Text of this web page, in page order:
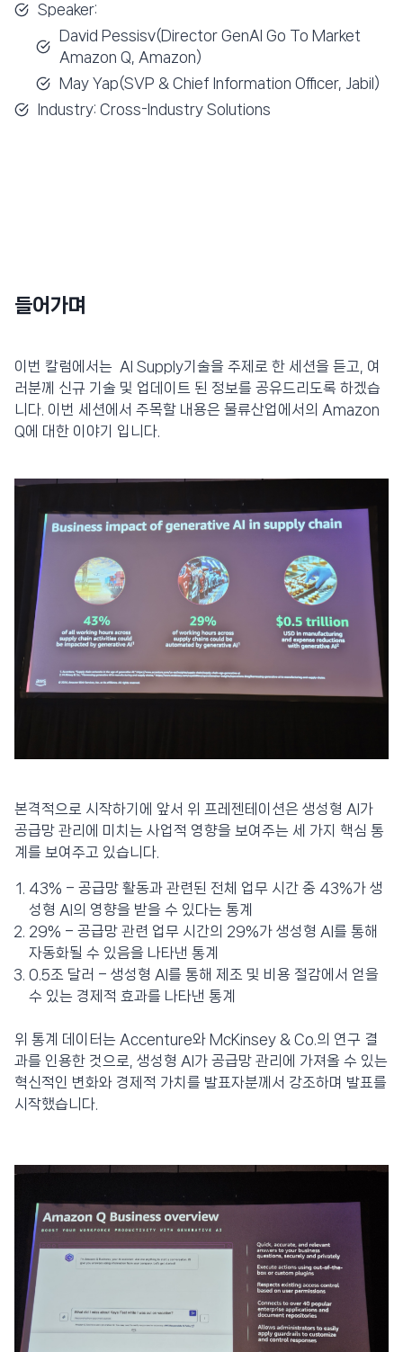
Speaker:
David Pessisv(Director GenAI Go To Market
Amazon Q, Amazon)
May Yap(SVP & Chief Information Officer, Jabil)
Industry: Cross-Industry Solutions
들어가며
이번 칼럼에서는 AI Supply기술을 주제로 한 세션을 듣고, 여
러분께 신규 기술 및 업데이트 된 정보를 공유드리도록 하겠습
니다. 이번 세션에서 주목할 내용은 물류산업에서의 Amazon
Q에 대한 이야기 입니다.
본격적으로 시작하기에 앞서 위 프레젠테이션은 생성형 AI가
공급망 관리에 미치는 사업적 영향을 보여주는 세 가지 핵심 통
계를 보여주고 있습니다.
43% – 공급망 활동과 관련된 전체 업무 시간 중 43%가 생
성형 AI의 영향을 받을 수 있다는 통계
29% – 공급망 관련 업무 시간의 29%가 생성형 AI를 통해
자동화될 수 있음을 나타낸 통계
0.5조 달러 – 생성형 AI를 통해 제조 및 비용 절감에서 얻을
수 있는 경제적 효과를 나타낸 통계
위 통계 데이터는 Accenture와 McKinsey & Co.의 연구 결
과를 인용한 것으로, 생성형 AI가 공급망 관리에 가져올 수 있는
혁신적인 변화와 경제적 가치를 발표자분께서 강조하며 발표를
시작했습니다.